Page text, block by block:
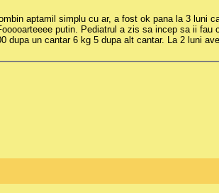
aptamil simplu cu ar, a fost ok pana la 3 luni
putin. Pediatrul a zis sa incep sa ii
un cantar 6 kg 5 dupa alt cantar. La 2 luni